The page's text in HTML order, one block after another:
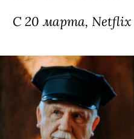
C 20 марта, Netflix